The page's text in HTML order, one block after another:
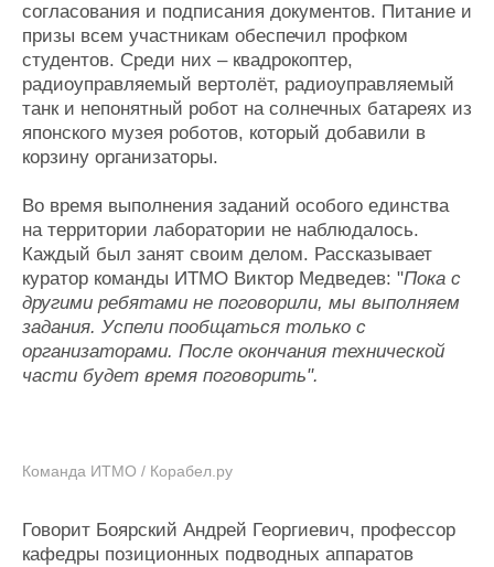
согласования и подписания документов. Питание и
призы всем участникам обеспечил профком
студентов. Среди них – квадрокоптер,
радиоуправляемый вертолёт, радиоуправляемый
танк и непонятный робот на солнечных батареях из
японского музея роботов, который добавили в
корзину организаторы.
Во время выполнения заданий особого единства
на территории лаборатории не наблюдалось.
Каждый был занят своим делом. Рассказывает
куратор команды ИТМО Виктор Медведев: "Пока с
другими ребятами не поговорили, мы выполняем
задания. Успели пообщаться только с
организаторами. После окончания технической
части будет время поговорить".
Команда ИТМО / Корабел.ру
Говорит Боярский Андрей Георгиевич, профессор
кафедры позиционных подводных аппаратов